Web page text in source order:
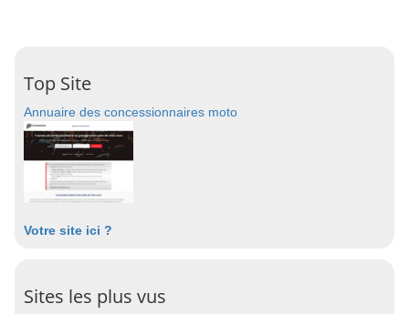
Top Site
Annuaire des concessionnaires moto
Votre site ici ?
Sites les plus vus